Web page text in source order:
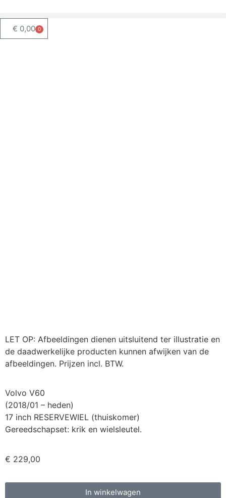
€ 0,00 0
LET OP: Afbeeldingen dienen uitsluitend ter illustratie en
de daadwerkelijke producten kunnen afwijken van de
afbeeldingen. Prijzen incl. BTW.
Volvo V60
(2018/01 – heden)
17 inch RESERVEWIEL (thuiskomer)
Gereedschapset: krik en wielsleutel.
€ 229,00
In winkelwagen